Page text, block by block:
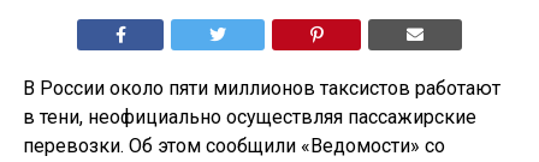
В России около пяти миллионов таксистов работают
в тени, неофициально осуществляя пассажирские
перевозки. Об этом сообщили «Ведомости» со